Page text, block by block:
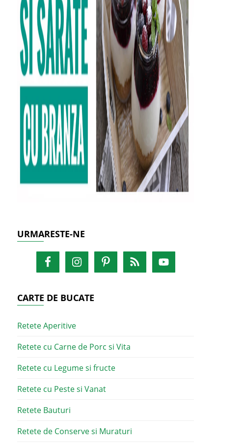
URMARESTE-NE
CARTE DE BUCATE
Retete Aperitive
Retete cu Carne de Porc si Vita
Retete cu Legume si fructe
Retete cu Peste si Vanat
Retete Bauturi
Retete de Conserve si Muraturi